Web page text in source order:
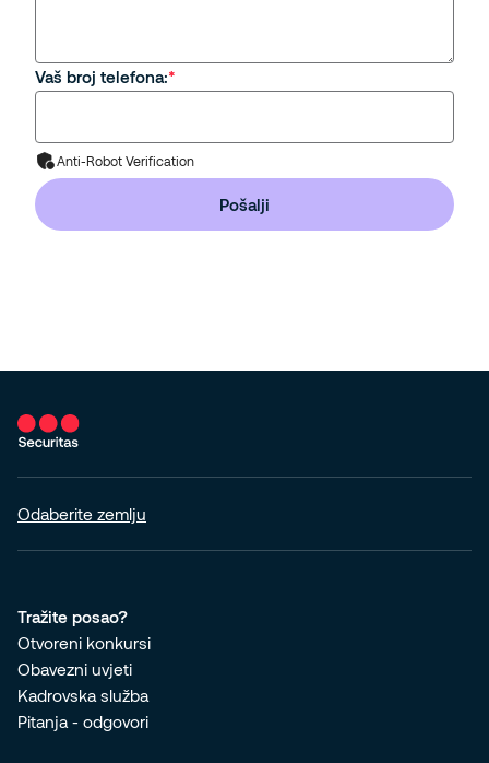
Vaš broj telefona:
Anti-Robot Verification
Pošalji
Odaberite zemlju
Tražite posao?
Otvoreni konkursi
Obavezni uvjeti
Kadrovska služba
Pitanja - odgovori